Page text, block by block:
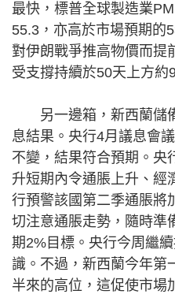
最快，標普全球製造業
55.3，亦高於市場預期的
對伊朗戰爭推高物價而提
受支撐持續於50天上方約
另一邊箱，新西蘭儲
息結果。央行4月議息會
不變，結果符合預期。央
升短期內令通脹上升、經
行預警該國第二季通脹將
切注意通脹走勢，隨時準
期2%目標。央行今周繼
識。不過，新西蘭今年第
半來的高位，這促使市場